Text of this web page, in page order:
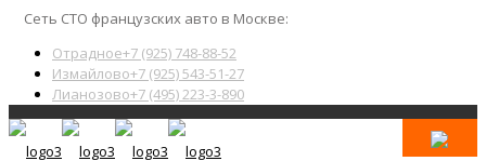
Сеть СТО французских авто в Москве:
Отрадное+7 (925) 748-88-52
Измайлово+7 (925) 543-51-27
Лианозово+7 (495) 223-3-890